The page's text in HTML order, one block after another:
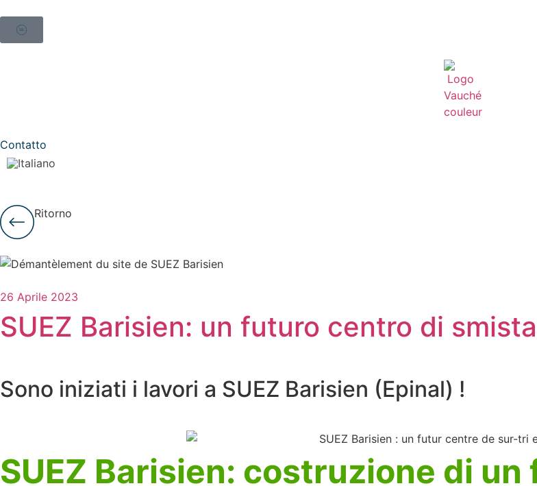
Contatto
Ritorno
26 Aprile 2023
SUEZ Barisien: un futuro centro di
Sono iniziati i lavori a SUEZ Barisien (Epinal) !
SUEZ Barisien: costruzione di